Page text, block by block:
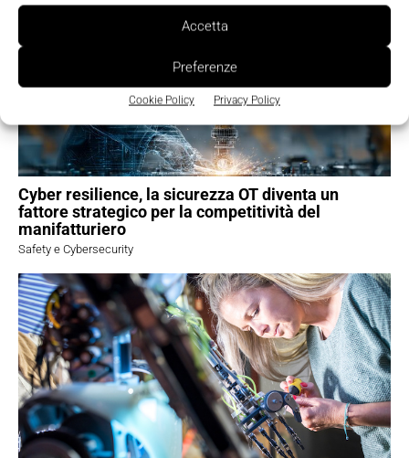
Accetta
Preferenze
Cookie Policy Privacy Policy
Cyber resilience, la sicurezza OT diventa un
fattore strategico per la competitività del
manifatturiero
Safety e Cybersecurity